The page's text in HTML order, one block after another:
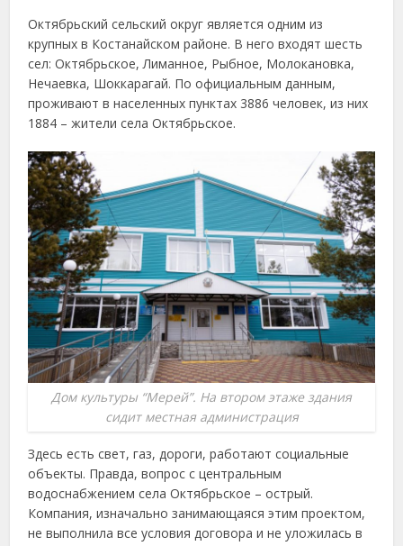
Октябрьский сельский округ является одним из
крупных в Костанайском районе. В него входят шесть
сел: Октябрьское, Лиманное, Рыбное, Молокановка,
Нечаевка, Шоккарагай. По официальным данным,
проживают в населенных пунктах 3886 человек, из них
1884 – жители села Октябрьское.
Дом культуры “Мерей”. На втором этаже здания
сидит местная администрация
Здесь есть свет, газ, дороги, работают социальные
объекты. Правда, вопрос с центральным
водоснабжением села Октябрьское – острый.
Компания, изначально занимающаяся этим проектом,
не выполнила все условия договора и не уложилась в